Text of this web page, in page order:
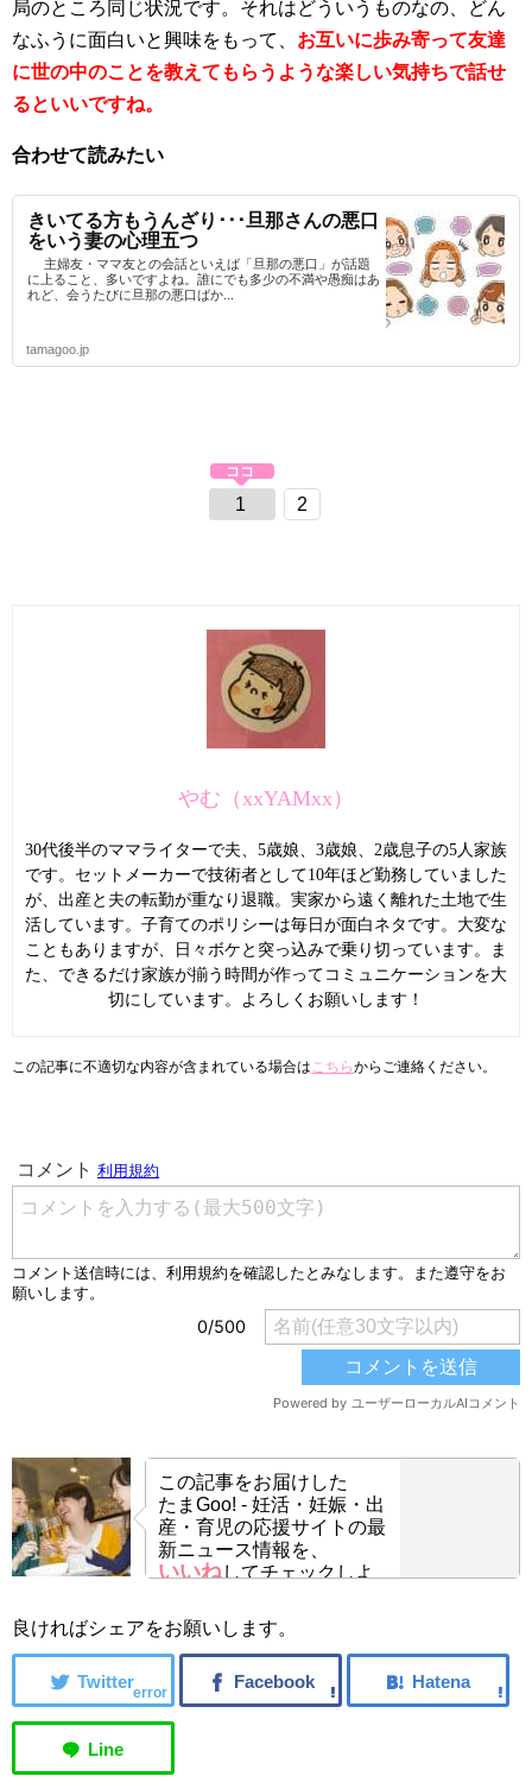
局のところ同じ状況です。それはどういうものなの、どん
なふうに面白いと興味をもって、 お互いに歩み寄って友達
に世の中のことを教えてもらうような楽しい気持ちで話せ
るといいですね。
合わせて読みたい
きいてる方もうんざり･･･旦那さんの悪口
をいう妻の心理五つ
主婦友・ママ友との会話といえば「旦那の悪口」が話題
に上ること、多いですよね。誰にでも多少の不満や愚痴はあ
れど、会うたびに旦那の悪口ばか...
tamagoo.jp
1 2
やむ（xxYAMxx）
30代後半のママライターで夫、5歳娘、3歳娘、2歳息子の5人家族
です。セットメーカーで技術者として10年ほど勤務していました
が、出産と夫の転勤が重なり退職。実家から遠く離れた土地で生
活しています。子育てのポリシーは毎日が面白ネタです。大変な
こともありますが、日々ボケと突っ込みで乗り切っています。ま
た、できるだけ家族が揃う時間が作ってコミュニケーションを大
切にしています。よろしくお願いします！
この記事に不適切な内容が含まれている場合はこちらからご連絡ください。
この記事をお届けした
たまGoo! - 妊活・妊娠・出
産・育児の応援サイトの最
新ニュース情報を、
いいねしてチェックしよ
良ければシェアをお願いします。
error